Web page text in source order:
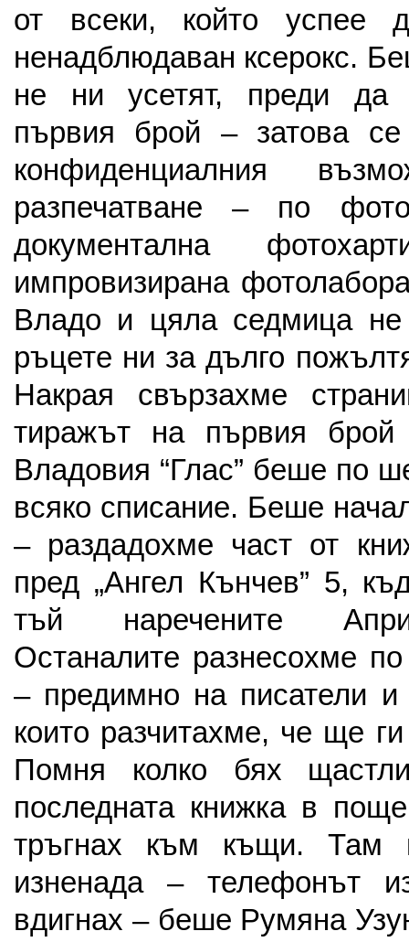
от всеки, който успее
ненадблюдаван ксерокс.
не ни усетят, преди да
първия брой – затова
конфиденциалния
разпечатване – по
документална
импровизирана
Владо и цяла седмица не
ръцете ни за дълго
Накрая свързахме
тиражът на първия
Владовия “Глас” беше по
всяко списание. Беше
– раздадохме част от
пред „Ангел Кънчев” 5,
тъй наречените
Останалите разнесохме
– предимно на писатели и
които разчитахме, че ще
Помня колко бях
последната книжка в
тръгнах към къщи. Там
изненада – телефонът
вдигнах – беше Румяна